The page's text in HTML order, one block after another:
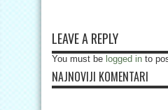
LEAVE A REPLY
You must be logged in to
NAJNOVIJI KOMENTARI